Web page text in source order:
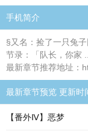
手机简介
§又名：捡了一只兔
节录：「队长，你家 ...
最新章节推荐地址：
最新章节预览 更新时
【番外Ⅳ】恶梦